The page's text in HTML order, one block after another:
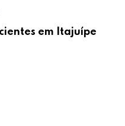
em Itajuípe